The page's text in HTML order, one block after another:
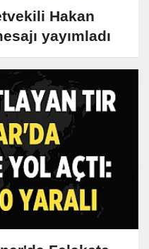
Hakan
yayımladı